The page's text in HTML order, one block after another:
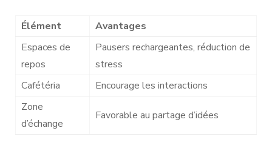
Élément
Avantages
Espaces de
repos
Pausers rechargeantes, réduction de
stress
Cafétéria
Encourage les interactions
Zone
d’échange
Favorable au partage d’idées